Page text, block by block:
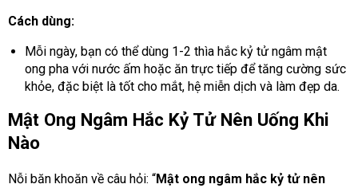
Cách dùng:
Mỗi ngày, bạn có thể dùng 1-2 thìa hắc kỷ tử ngâm mật
ong pha với nước ấm hoặc ăn trực tiếp để tăng cường sức
khỏe, đặc biệt là tốt cho mắt, hệ miễn dịch và làm đẹp da.
Mật Ong Ngâm Hắc Kỷ Tử Nên Uống Khi
Nào
Nỗi băn khoăn về câu hỏi: “Mật ong ngâm hắc kỷ tử nên